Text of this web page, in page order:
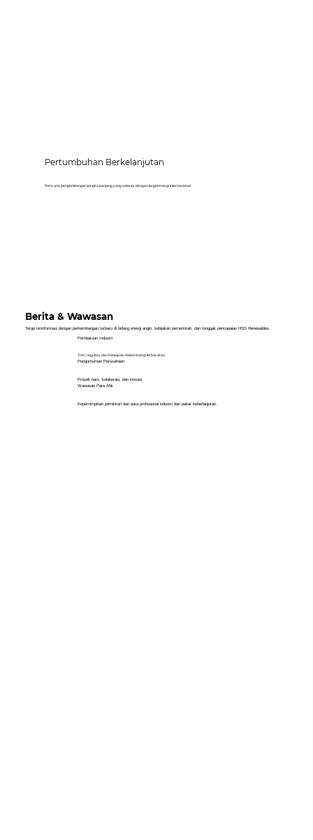
Pertumbuhan Berkelanjutan
Rencana pengembangan jangka panjang yang selaras dengan target energi internasional.
Berita & Wawasan
Tetap terinformasi dengan perkembangan terbaru di bidang energi angin, kebijakan pemerintah, dan tonggak pencapaian HSS Renewables.
Pembaruan Industri
Tren, regulasi, dan kemajuan dalam energi terbarukan.
Pengumuman Perusahaan
Proyek baru, kolaborasi, dan inovasi.
Wawasan Para Ahli
Kepemimpinan pemikiran dari para profesional industri dan pakar keberlanjutan.